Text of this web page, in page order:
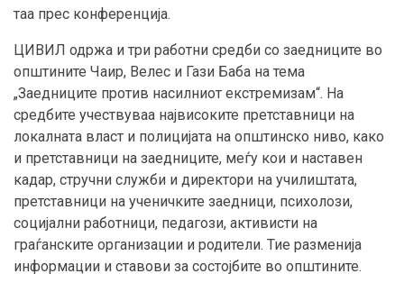
таа прес конференција.
ЦИВИЛ одржа и три работни средби со заедниците во
општините Чаир, Велес и Гази Баба на тема
„Заедниците против насилниот екстремизам“. На
средбите учествуваа највисоките претставници на
локалната власт и полицијата на општинско ниво, како
и претставници на заедниците, меѓу кои и наставен
кадар, стручни служби и директори на училиштата,
претставници на ученичките заедници, психолози,
социјални работници, педагози, активисти на
граѓанските организации и родители. Тие разменија
информации и ставови за состојбите во општините.